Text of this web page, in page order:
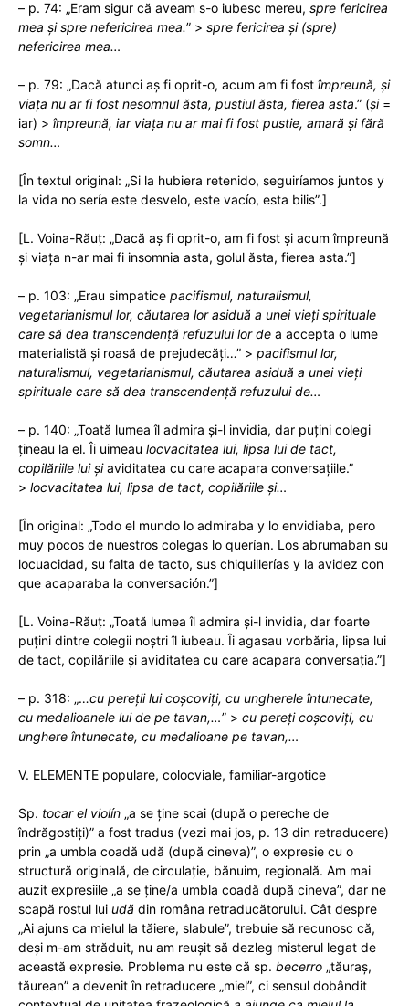
– p. 74: „Eram sigur că aveam s-o iubesc mereu, spre fericirea
mea și spre nefericirea mea.” > spre fericirea și (spre)
nefericirea mea…
– p. 79: „Dacă atunci aș fi oprit-o, acum am fi fost împreună, și
viața nu ar fi fost nesomnul ăsta, pustiul ăsta, fierea asta.” (și=
iar) > împreună, iar viața nu ar mai fi fost pustie, amară și fără
somn…
[În textul original: „Si la hubiera retenido, seguiríamos juntos y
la vida no sería este desvelo, este vacío, esta bilis”.]
[L. Voina-Răuț: „Dacă aș fi oprit-o, am fi fost și acum împreună
și viața n-ar mai fi insomnia asta, golul ăsta, fierea asta.”]
– p. 103: „Erau simpatice pacifismul, naturalismul,
vegetarianismul lor, căutarea lor asiduă a unei vieți spirituale
care să dea transcendență refuzului lor de a accepta o lume
materialistă și roasă de prejudecăți…” > pacifismul lor,
naturalismul, vegetarianismul, căutarea asiduă a unei vieți
spirituale care să dea transcendență refuzului de…
– p. 140: „Toată lumea îl admira și-l invidia, dar puțini colegi
țineau la el. Îi uimeau locvacitatea lui, lipsa lui de tact,
copilăriile lui șiaviditatea cu care acapara conversațiile.”
> locvacitatea lui, lipsa de tact, copilăriile și…
[În original: „Todo el mundo lo admiraba y lo envidiaba, pero
muy pocos de nuestros colegas lo querían. Los abrumaban su
locuacidad, su falta de tacto, sus chiquillerías y la avidez con
que acaparaba la conversación.”]
[L. Voina-Răuț: „Toată lumea îl admira şi-l invidia, dar foarte
puţini dintre colegii noştri îl iubeau. Îi agasau vorbăria, lipsa lui
de tact, copilăriile şi aviditatea cu care acapara conversaţia.”]
– p. 318: „…cu pereții lui coșcoviți, cu ungherele întunecate,
cu medalioanele lui de pe tavan,…” > cu pereți coșcoviți, cu
unghere întunecate, cu medalioane pe tavan,…
V. ELEMENTE populare, colocviale, familiar-argotice
Sp. tocar el violín „a se ține scai (după o pereche de
îndrăgostiți)” a fost tradus (vezi mai jos, p. 13 din retraducere)
prin „a umbla coadă udă (după cineva)”, o expresie cu o
structură originală, de circulație, bănuim, regională. Am mai
auzit expresiile „a se ține/a umbla coadă după cineva”, dar ne
scapă rostul lui udă din româna retraducătorului. Cât despre
„Ai ajuns ca mielul la tăiere, slabule”, trebuie să recunosc că,
deși m-am străduit, nu am reușit să dezleg misterul legat de
această expresie. Problema nu este că sp. becerro „tăuraș,
tăurean” a devenit în retraducere „miel”, ci sensul dobândit